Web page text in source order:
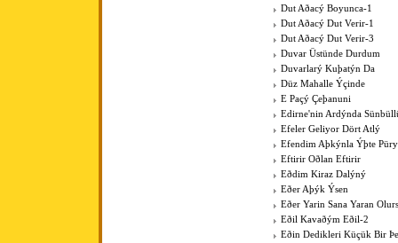
Dut Aðacý Boyunca-1
Dut Aðacý Dut Verir-1
Dut Aðacý Dut Verir-3
Duvar Üstünde Durdum
Duvarlarý Kuþatýn Da
Düz Mahalle Ýçinde
E Paçý Çeþanuni
Edirne'nin Ardýnda
Efeler Geliyor Dört Atlý
Efendim Aþkýnla Ýþte
Eftirir Oðlan Eftirir
Eðdim Kiraz Dalýný
Eðer Aþýk Ýsen
Eðer Yarin Sana Yaran
Eðil Kavaðým Eðil-2
Eðin Dedikleri Küçük Bir